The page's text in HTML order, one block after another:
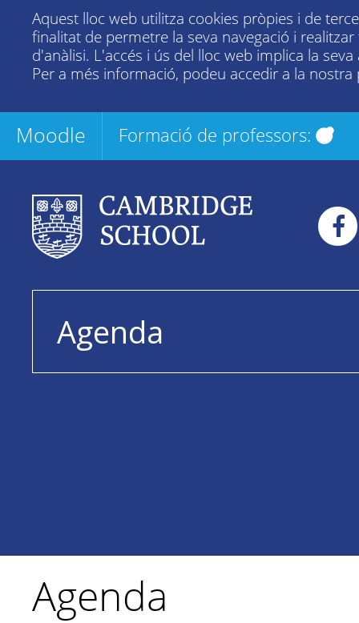
Aquest lloc web utilitza cookies pròpies i de
finalitat de permetre la seva navegació i realitzar
d'anàlisi. L'accés i ús del lloc web implica la seva
Per a més informació, podeu accedir a la nostra
Moodle Formació de professors:
Agenda
Agenda